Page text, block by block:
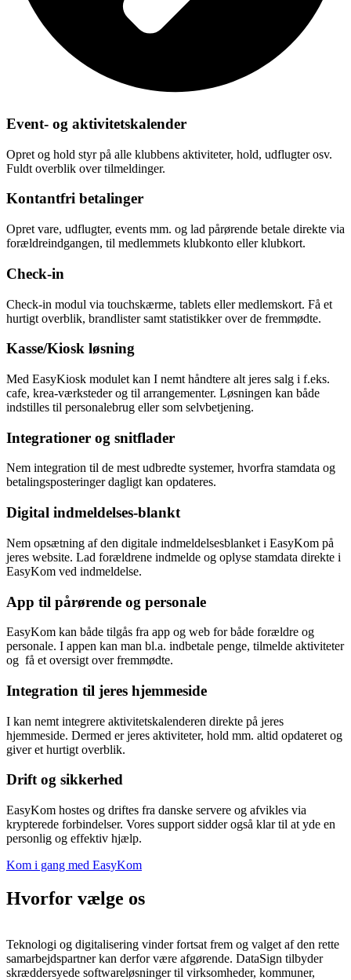
Event- og aktivitetskalender
Opret og hold styr på alle klubbens aktiviteter, hold, udflugter osv.
Fuldt overblik over tilmeldinger.
Kontantfri betalinger
Opret vare, udflugter, events mm. og lad pårørende betale direkte via
forældreindgangen, til medlemmets klubkonto eller klubkort.
Check-in
Check-in modul via touchskærme, tablets eller medlemskort. Få et
hurtigt overblik, brandlister samt statistikker over de fremmødte.
Kasse/Kiosk løsning
Med EasyKiosk modulet kan I nemt håndtere alt jeres salg i f.eks.
cafe, krea-værksteder og til arrangementer. Løsningen kan både
indstilles til personalebrug eller som selvbetjening.
Integrationer og snitflader
Nem integration til de mest udbredte systemer, hvorfra stamdata og
betalingsposteringer dagligt kan opdateres.
Digital indmeldelses-blankt
Nem opsætning af den digitale indmeldelsesblanket i EasyKom på
jeres website. Lad forældrene indmelde og oplyse stamdata direkte i
EasyKom ved indmeldelse.
App til pårørende og personale
EasyKom kan både tilgås fra app og web for både forældre og
personale. I appen kan man bl.a. indbetale penge, tilmelde aktiviteter
og få et oversigt over fremmødte.
Integration til jeres hjemmeside
I kan nemt integrere aktivitetskalenderen direkte på jeres
hjemmeside. Dermed er jeres aktiviteter, hold mm. altid opdateret og
giver et hurtigt overblik.
Drift og sikkerhed
EasyKom hostes og driftes fra danske servere og afvikles via
krypterede forbindelser. Vores support sidder også klar til at yde en
personlig og effektiv hjælp.
Kom i gang med EasyKom
Hvorfor vælge os
Teknologi og digitalisering vinder fortsat frem og valget af den rette
samarbejdspartner kan derfor være afgørende. DataSign tilbyder
skræddersyede softwareløsninger til virksomheder, kommuner,